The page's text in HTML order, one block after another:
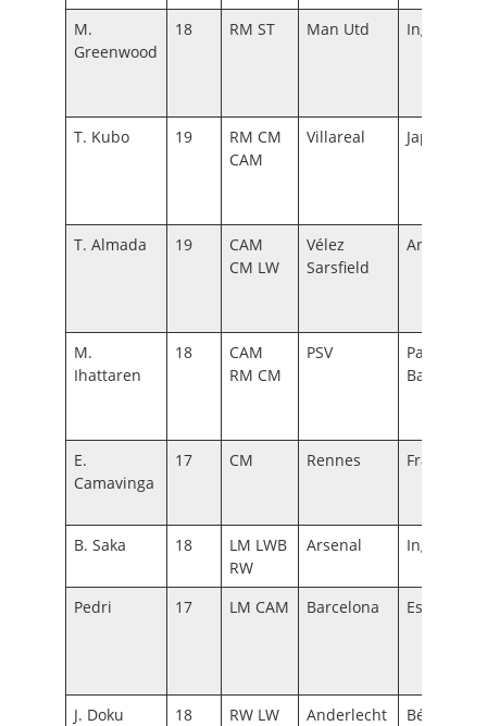
M.
Greenwood
18 RM ST Man Utd Inglaterra
T. Kubo 19
RM CM
CAM
Villareal Japón
T. Almada 19
CAM
CM LW
Vélez
Sarsfield
Argentina
M.
Ihattaren
18
CAM
RM CM
PSV
Países
Bajos
E.
Camavinga
17 CM Rennes Francia
B. Saka 18
LM LWB
RW
Arsenal Inglaterra
Pedri 17 LM CAM Barcelona España
J. Doku 18 RW LW Anderlecht Bélgica